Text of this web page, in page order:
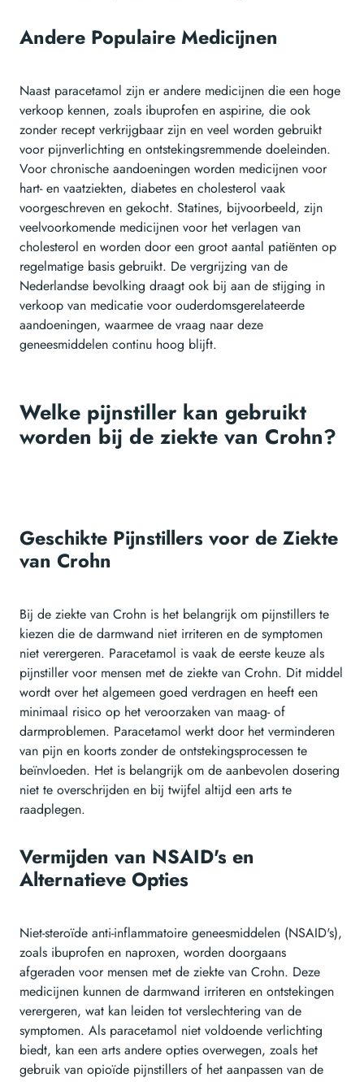
Andere Populaire Medicijnen
Naast paracetamol zijn er andere medicijnen die een hoge
verkoop kennen, zoals ibuprofen en aspirine, die ook
zonder recept verkrijgbaar zijn en veel worden gebruikt
voor pijnverlichting en ontstekingsremmende doeleinden.
Voor chronische aandoeningen worden medicijnen voor
hart- en vaatziekten, diabetes en cholesterol vaak
voorgeschreven en gekocht. Statines, bijvoorbeeld, zijn
veelvoorkomende medicijnen voor het verlagen van
cholesterol en worden door een groot aantal patiënten op
regelmatige basis gebruikt. De vergrijzing van de
Nederlandse bevolking draagt ook bij aan de stijging in
verkoop van medicatie voor ouderdomsgerelateerde
aandoeningen, waarmee de vraag naar deze
geneesmiddelen continu hoog blijft.
Welke pijnstiller kan gebruikt
worden bij de ziekte van Crohn?
Geschikte Pijnstillers voor de Ziekte
van Crohn
Bij de ziekte van Crohn is het belangrijk om pijnstillers te
kiezen die de darmwand niet irriteren en de symptomen
niet verergeren. Paracetamol is vaak de eerste keuze als
pijnstiller voor mensen met de ziekte van Crohn. Dit middel
wordt over het algemeen goed verdragen en heeft een
minimaal risico op het veroorzaken van maag- of
darmproblemen. Paracetamol werkt door het verminderen
van pijn en koorts zonder de ontstekingsprocessen te
beïnvloeden. Het is belangrijk om de aanbevolen dosering
niet te overschrijden en bij twijfel altijd een arts te
raadplegen.
Vermijden van NSAID's en
Alternatieve Opties
Niet-steroïde anti-inflammatoire geneesmiddelen (NSAID's),
zoals ibuprofen en naproxen, worden doorgaans
afgeraden voor mensen met de ziekte van Crohn. Deze
medicijnen kunnen de darmwand irriteren en ontstekingen
verergeren, wat kan leiden tot verslechtering van de
symptomen. Als paracetamol niet voldoende verlichting
biedt, kan een arts andere opties overwegen, zoals het
gebruik van opioïde pijnstillers of het aanpassen van de